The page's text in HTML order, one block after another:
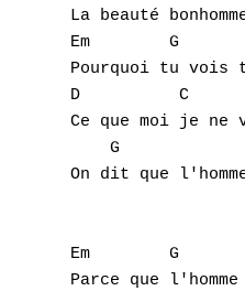
La beauté
Em        G
Pourquoi tu vois
D          C
Ce que moi je ne
G
On dit que
Em        G
Parce que